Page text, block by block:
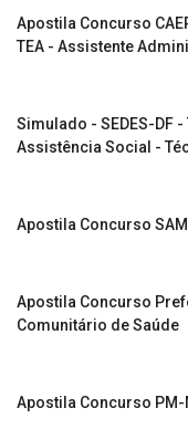
Apostila Concurso
TEA - Assistente
Simulado - SEDES-DF
Assistência Social -
Apostila Concurso
Apostila Concurso
Comunitário de Saúde
Apostila Concurso PM-